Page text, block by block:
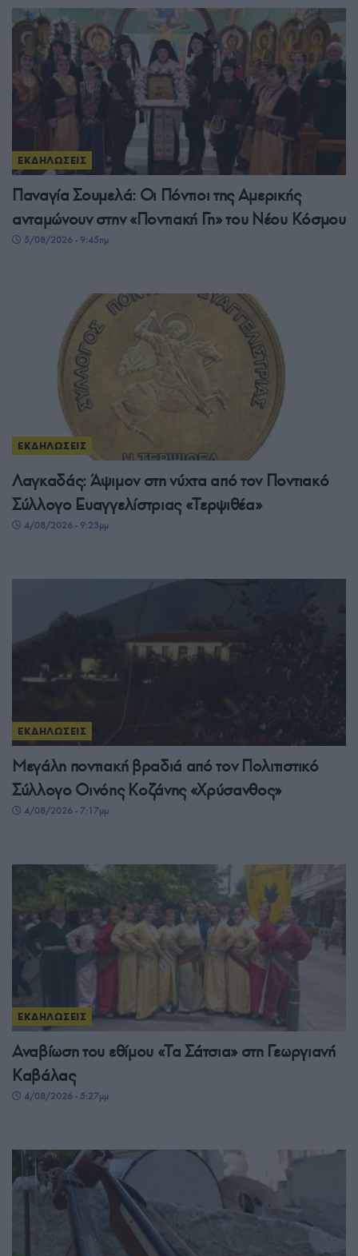
ΕΚΔΗΛΩΣΕΙΣ
Παναγία Σουμελά: Οι Πόντιοι της Αμερικής
ανταμώνουν στην «Ποντιακή Γη» του Νέου Κόσμου
5/08/2026 - 9:45πμ
ΕΚΔΗΛΩΣΕΙΣ
Λαγκαδάς: Άψιμον στη νύχτα από τον Ποντιακό
Σύλλογο Ευαγγελίστριας «Τερψιθέα»
4/08/2026 - 9:23μμ
ΕΚΔΗΛΩΣΕΙΣ
Μεγάλη ποντιακή βραδιά από τον Πολιτιστικό
Σύλλογο Οινόης Κοζάνης «Χρύσανθος»
4/08/2026 - 7:17μμ
ΕΚΔΗΛΩΣΕΙΣ
Αναβίωση του εθίμου «Τα Σάτσια» στη Γεωργιανή
Καβάλας
4/08/2026 - 5:27μμ